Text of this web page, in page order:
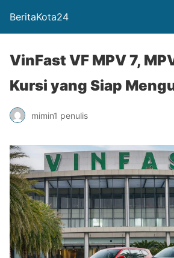
BeritaKota24
VinFast VF MPV 7,
Kursi yang Siap
mimin1 penulis